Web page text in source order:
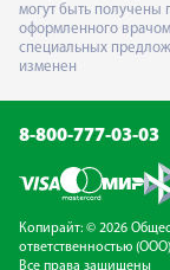
могут быть получены
оформленного
специальных
изменен
8-800-777-03-03
Копирайт: © 2026
ответственностью
Все права защищены